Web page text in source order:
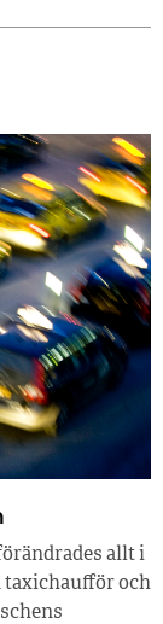
allt i
taxichaufför och